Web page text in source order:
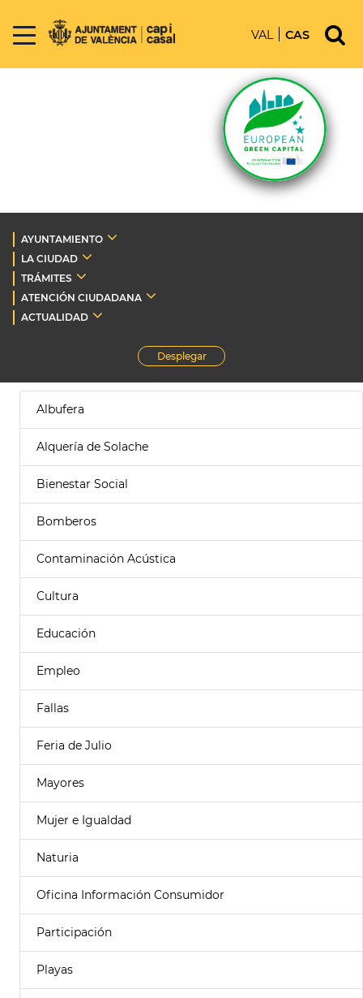
VAL CAS
AYUNTAMIENTO
LA CIUDAD
TRÁMITES
ATENCIÓN CIUDADANA
ACTUALIDAD
Desplegar
Albufera
Alquería de Solache
Bienestar Social
Bomberos
Contaminación Acústica
Cultura
Educación
Empleo
Fallas
Feria de Julio
Mayores
Mujer e Igualdad
Naturia
Oficina Información Consumidor
Participación
Playas